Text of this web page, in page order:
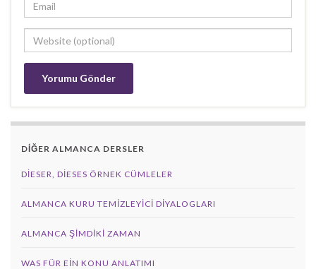
DİĞER ALMANCA DERSLER
DIESER, DIESES ÖRNEK CÜMLELER
ALMANCA KURU TEMIZLEYICI DIYALOGLARI
ALMANCA ŞIMDIKI ZAMAN
WAS FÜR EIN KONU ANLATIMI